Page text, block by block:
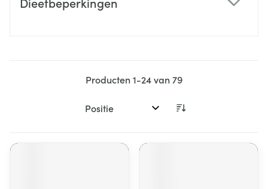
Producten1-24van79
Sorteer op: